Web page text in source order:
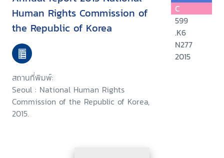
Human Rights Commission of
the Republic of Korea
สถานที่พิมพ์:
Seoul : National Human Rights
Commission of the Republic of Korea,
2015.
C
599
.K6
N277
2015